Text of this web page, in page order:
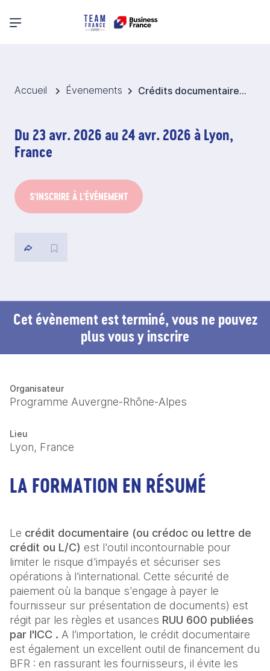
Menu principal
Accueil Évenements Crédits documentaires et autres sécurités de paiement à l'international
Du 23 avr. 2026 au 24 avr. 2026 à Lyon,
France
S'INSCRIRE À L'ÉVÉNEMENT
Cet évènement est terminé, vous ne pouvez
plus vous y inscrire
Organisateur
Programme Auvergne-Rhône-Alpes
Lieu
Lyon, France
LA FORMATION EN RÉSUMÉ
Le crédit documentaire (ou crédoc ou lettre de
crédit ou L/C) est l'outil incontournable pour
limiter le risque d'impayés et sécuriser ses
opérations à l'international. Cette sécurité de
paiement où la banque s'engage à payer le
fournisseur sur présentation de documents) est
régit par les règles et usances RUU 600 publiées
par l'ICC . A l’importation, le crédit documentaire
est également un excellent outil de financement du
BFR : en rassurant les fournisseurs, il évite les